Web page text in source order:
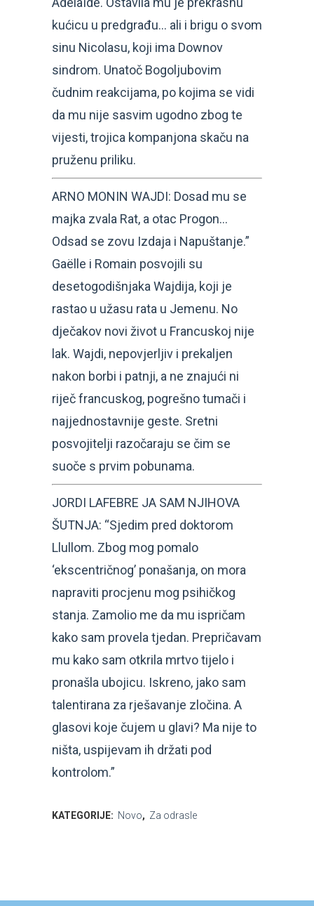
kućicu u predgrađu… ali i brigu o svom
sinu Nicolasu, koji ima Downov
sindrom. Unatoč Bogoljubovim
čudnim reakcijama, po kojima se vidi
da mu nije sasvim ugodno zbog te
vijesti, trojica kompanjona skaču na
pruženu priliku.
ARNO MONIN WAJDI: Dosad mu se
majka zvala Rat, a otac Progon…
Odsad se zovu Izdaja i Napuštanje.”
Gaëlle i Romain posvojili su
desetogodišnjaka Wajdija, koji je
rastao u užasu rata u Jemenu. No
dječakov novi život u Francuskoj nije
lak. Wajdi, nepovjerljiv i prekaljen
nakon borbi i patnji, a ne znajući ni
riječ francuskog, pogrešno tumači i
najjednostavnije geste. Sretni
posvojitelji razočaraju se čim se
suoče s prvim pobunama.
JORDI LAFEBRE JA SAM NJIHOVA
ŠUTNJA: “Sjedim pred doktorom
Llullom. Zbog mog pomalo
‘ekscentričnog’ ponašanja, on mora
napraviti procjenu mog psihičkog
stanja. Zamolio me da mu ispričam
kako sam provela tjedan. Prepričavam
mu kako sam otkrila mrtvo tijelo i
pronašla ubojicu. Iskreno, jako sam
talentirana za rješavanje zločina. A
glasovi koje čujem u glavi? Ma nije to
ništa, uspijevam ih držati pod
kontrolom.”
KATEGORIJE: Novo, Za odrasle